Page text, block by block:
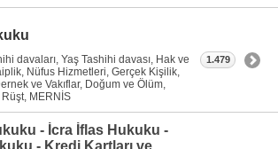
davaları, Yaş Tashihi davası, Hak ve
Nüfus Hizmetleri, Gerçek Kişilik,
ve Vakıflar, Doğum ve Ölüm,
MERNİS
1.479
- İcra İflas Hukuku -